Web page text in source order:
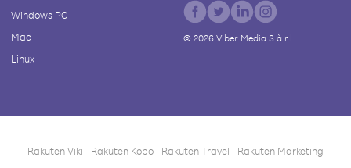
Windows PC
Mac
Linux
© 2026Viber Media S.à r.l.
Rakuten Viki Rakuten Kobo Rakuten Travel
Rakuten Marketing